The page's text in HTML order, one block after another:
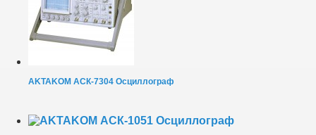
AKTAKOM АСК-7304 Осциллограф